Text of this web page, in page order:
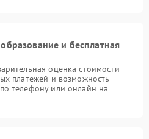
и бесплатная
оценка стоимости
платежей и возможность
телефону или онлайн на